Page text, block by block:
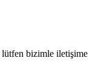
bizimle iletişime